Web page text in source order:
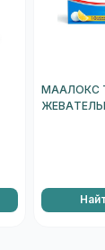
МААЛОКС